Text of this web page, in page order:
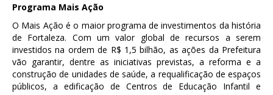
Programa Mais Ação
O Mais Ação é o maior programa de investimentos da história
de Fortaleza. Com um valor global de recursos a serem
investidos na ordem de R$ 1,5 bilhão, as ações da Prefeitura
vão garantir, dentre as iniciativas previstas, a reforma e a
construção de unidades de saúde, a requalificação de espaços
públicos, a edificação de Centros de Educação Infantil e